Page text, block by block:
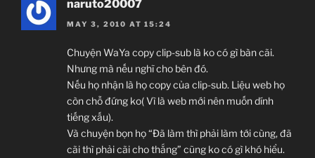
naruto20007
MAY 3, 2010 AT 15:24
Chuyện WaYa copy clip-sub là ko có gì bàn cãi.
Nhưng mà nếu nghĩ cho bên đó.
Nếu họ nhận là họ copy của clip-sub. Liệu web họ
còn chỗ đứng ko( Vì là web mới nên muốn dính
tiếng xấu).
Và chuyện bọn họ “Đã làm thì phải làm tới cùng, đã
cãi thì phải cãi cho thắng” cũng ko có gì khó hiểu.